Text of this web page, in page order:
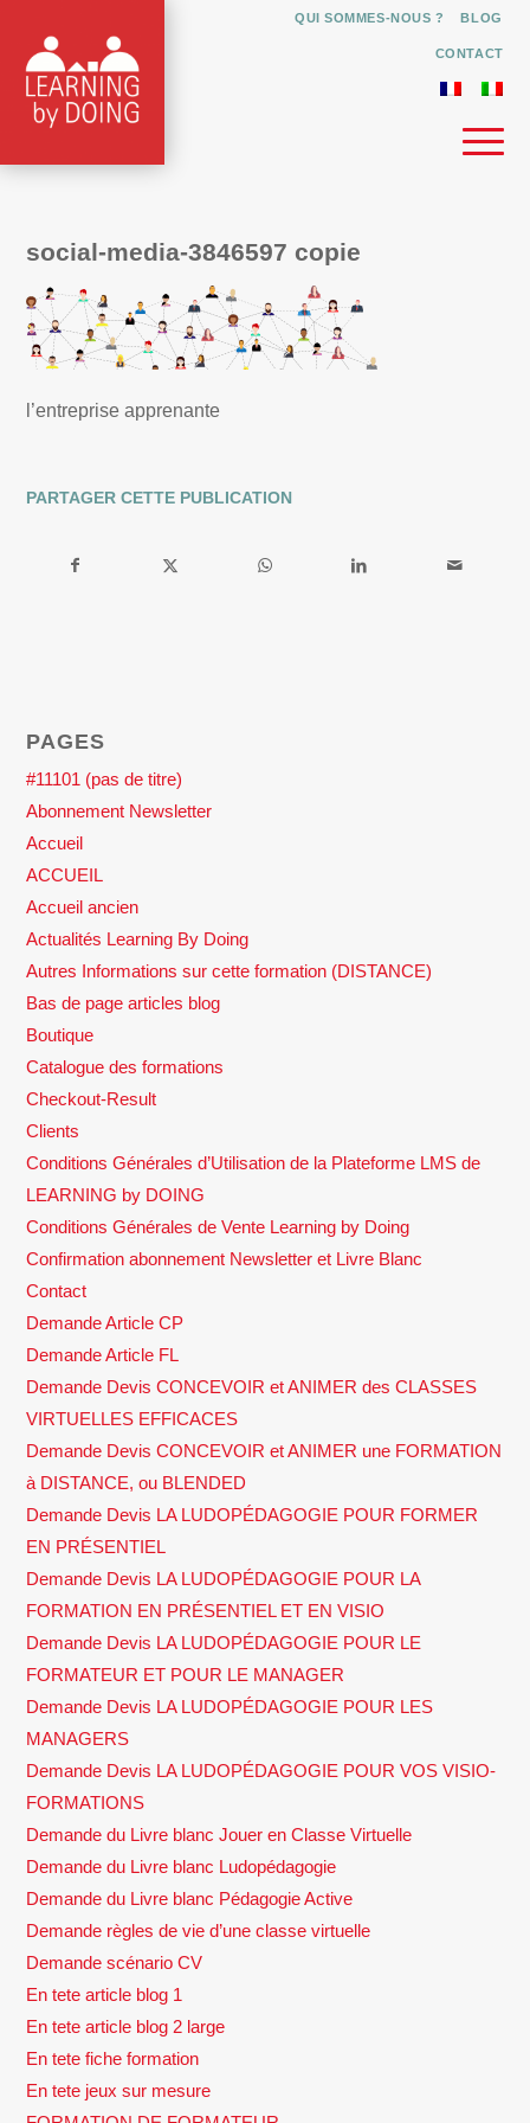
QUI SOMMES-NOUS ? BLOG
CONTACT
social-media-3846597 copie
l’entreprise apprenante
PARTAGER CETTE PUBLICATION
PAGES
#11101 (pas de titre)
Abonnement Newsletter
Accueil
ACCUEIL
Accueil ancien
Actualités Learning By Doing
Autres Informations sur cette formation (DISTANCE)
Bas de page articles blog
Boutique
Catalogue des formations
Checkout-Result
Clients
Conditions Générales d’Utilisation de la Plateforme LMS de
LEARNING by DOING
Conditions Générales de Vente Learning by Doing
Confirmation abonnement Newsletter et Livre Blanc
Contact
Demande Article CP
Demande Article FL
Demande Devis CONCEVOIR et ANIMER des CLASSES
VIRTUELLES EFFICACES
Demande Devis CONCEVOIR et ANIMER une FORMATION
à DISTANCE, ou BLENDED
Demande Devis LA LUDOPÉDAGOGIE POUR FORMER
EN PRÉSENTIEL
Demande Devis LA LUDOPÉDAGOGIE POUR LA
FORMATION EN PRÉSENTIEL ET EN VISIO
Demande Devis LA LUDOPÉDAGOGIE POUR LE
FORMATEUR ET POUR LE MANAGER
Demande Devis LA LUDOPÉDAGOGIE POUR LES
MANAGERS
Demande Devis LA LUDOPÉDAGOGIE POUR VOS VISIO-
FORMATIONS
Demande du Livre blanc Jouer en Classe Virtuelle
Demande du Livre blanc Ludopédagogie
Demande du Livre blanc Pédagogie Active
Demande règles de vie d’une classe virtuelle
Demande scénario CV
En tete article blog 1
En tete article blog 2 large
En tete fiche formation
En tete jeux sur mesure